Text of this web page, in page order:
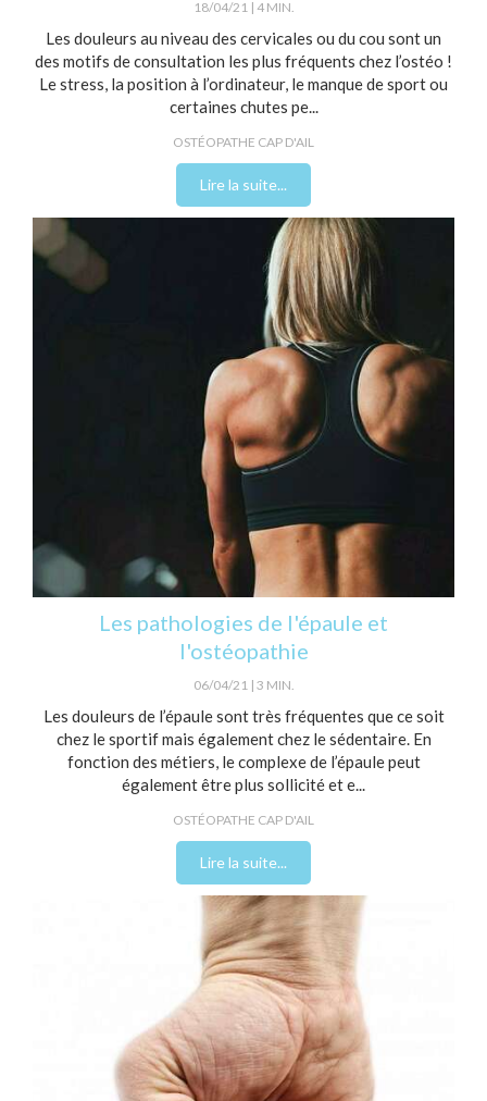
18/04/21 4 MIN.
Les douleurs au niveau des cervicales ou du cou sont un
des motifs de consultation les plus fréquents chez l’ostéo !
Le stress, la position à l’ordinateur, le manque de sport ou
certaines chutes pe...
OSTÉOPATHE CAP D'AIL
Lire la suite...
Les pathologies de l'épaule et
l'ostéopathie
06/04/21 3 MIN.
Les douleurs de l’épaule sont très fréquentes que ce soit
chez le sportif mais également chez le sédentaire. En
fonction des métiers, le complexe de l’épaule peut
également être plus sollicité et e...
OSTÉOPATHE CAP D'AIL
Lire la suite...